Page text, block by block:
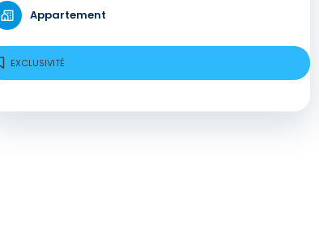
Appartement
EXCLUSIVITÉ